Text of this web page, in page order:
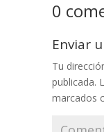
0
Enviar
Tu
publicada.
marcados